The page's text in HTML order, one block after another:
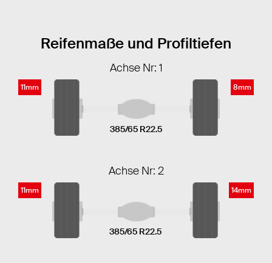
Reifenmaße und Profiltiefen
Achse Nr: 1
11mm
385/65 R22.5
8mm
Achse Nr: 2
11mm
385/65 R22.5
14mm